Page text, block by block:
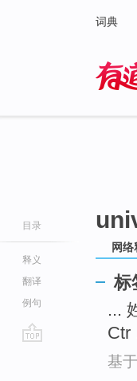
词典
目录
释义
翻译
例句
网络
标
...
Ctr
基